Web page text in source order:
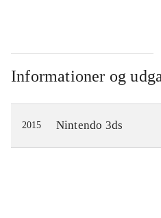
Informationer og
2015 Nintendo 3ds